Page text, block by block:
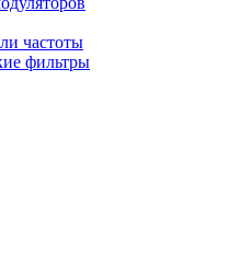
частоты
фильтры